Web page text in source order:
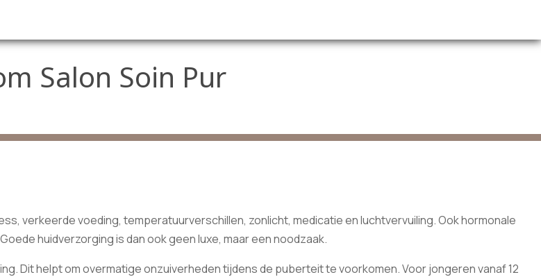
Salon Soin Pur
verkeerde voeding, temperatuurverschillen, zonlicht, medicatie en luchtvervuiling. Ook hormonale
huidverzorging is dan ook geen luxe, maar een noodzaak.
Dit helpt om overmatige onzuiverheden tijdens de puberteit te voorkomen. Voor jongeren vanaf 12